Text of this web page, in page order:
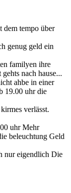
dem tempo über
genug geld ein
familyen ihre
nach hause...
ahbe in einer
19.00 uhr die
verlässt.
uhr Mehr
beleuchtung Geld
nur eigendlich Die